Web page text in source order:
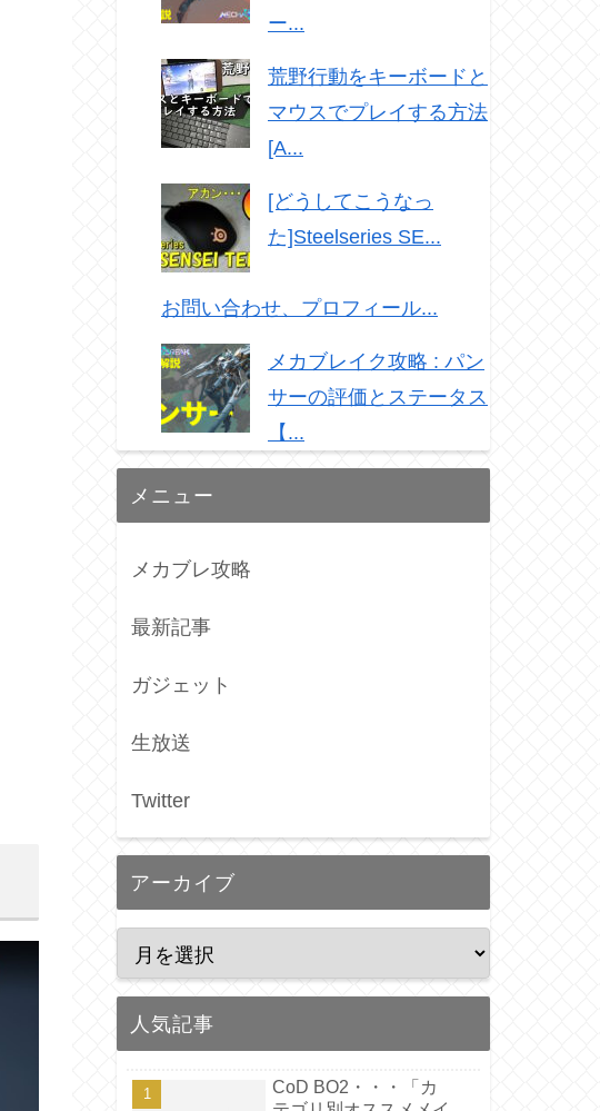
ー...
荒野行動をキーボードと
マウスでプレイする方法
[A...
[どうしてこうなっ
た]Steelseries SE...
お問い合わせ、プロフィール...
メカブレイク攻略 : パン
サーの評価とステータス
【...
メニュー
メカブレ攻略
最新記事
ガジェット
生放送
Twitter
アーカイブ
人気記事
CoD BO2・・・「カ